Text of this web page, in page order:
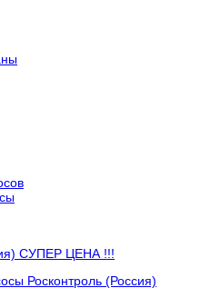
СУПЕР ЦЕНА !!!
Росконтроль (Россия)